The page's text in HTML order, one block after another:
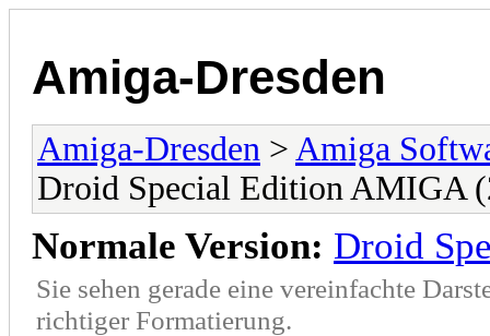
Amiga-Dresden
Amiga-Dresden > Amiga
Droid Special Edition AMIGA
Normale Version: Droid
Sie sehen gerade eine vereinfachte
richtiger Formatierung.